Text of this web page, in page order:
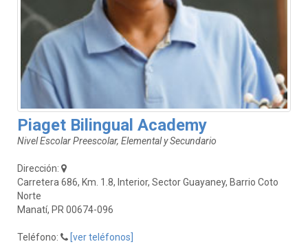
Piaget Bilingual Academy
Nivel Escolar Preescolar, Elemental y Secundario
Dirección:
Carretera 686, Km. 1.8, Interior, Sector Guayaney, Barrio Coto
Norte
Manatí, PR 00674-096
Teléfono:
[ver teléfonos]